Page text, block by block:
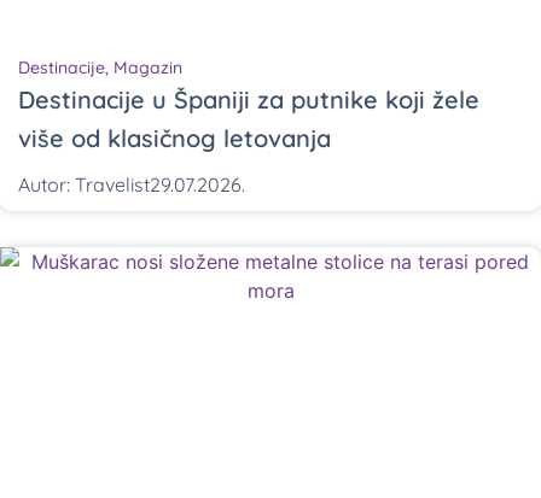
Destinacije, Magazin
Destinacije u Španiji za putnike koji žele
više od klasičnog letovanja
Autor: Travelist29.07.2026.